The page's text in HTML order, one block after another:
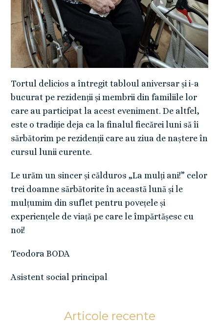
Tortul delicios a întregit tabloul aniversar și i-a
bucurat pe rezidenții și membrii din familiile lor
care au participat la acest eveniment. De altfel,
este o tradiție deja ca la finalul fiecărei luni să îi
sărbătorim pe rezidenții care au ziua de naștere în
cursul lunii curente.
Le urăm un sincer și călduros „La mulți ani!” celor
trei doamne sărbătorite în această lună și le
mulțumim din suflet pentru povețele și
experiențele de viață pe care le împărtășesc cu
noi!
Teodora BODA
Asistent social principal
Articole recente